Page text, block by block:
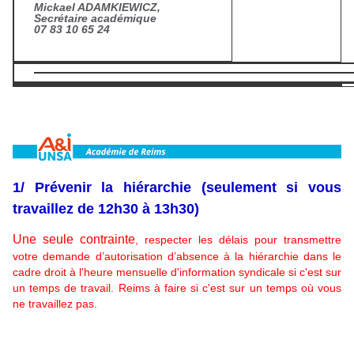
Mickael ADAMKIEWICZ,
Secrétaire académique
07 83 10 65 24
1/ Prévenir la hiérarchie (seulement si vous
travaillez de 12h30 à 13h30)
Une seule contrainte , respecter les délais pour transmettre
votre demande d’autorisation d’absence à la hiérarchie dans le
cadre droit à l'heure mensuelle d'information syndicale si c'est sur
un temps de travail. Reims à faire si c'est sur un temps où vous
ne travaillez pas.